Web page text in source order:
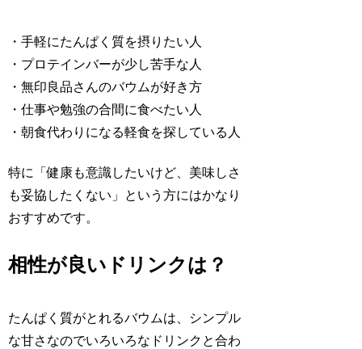
・手軽にたんぱく質を摂りたい人
・プロテインバーが少し苦手な人
・無印良品さんのバウムが好き方
・仕事や勉強の合間に食べたい人
・朝食代わりになる軽食を探している人
特に「健康も意識したいけど、美味しさ
も妥協したくない」という方にはかなり
おすすめです。
相性が良いドリンクは？
たんぱく質がとれるバウムは、シンプル
な甘さなのでいろいろなドリンクと合わ